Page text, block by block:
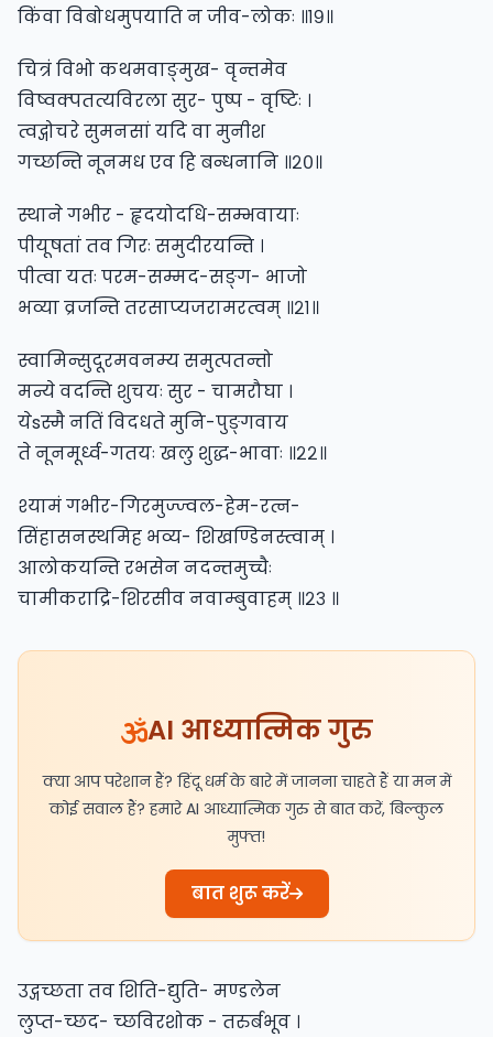
किंवा विबोधमुपयाति न जीव-लोकः ॥१९॥
चित्रं विभो कथमवाङ्मुख- वृन्तमेव
विष्वक्पतत्यविरला सुर- पुष्प - वृष्टिः ।
त्वद्गोचरे सुमनसां यदि वा मुनीश
गच्छन्ति नूनमध एव हि बन्धनानि ॥२०॥
स्थाने गभीर - हृदयोदधि-सम्भवायाः
पीयूषतां तव गिरः समुदीरयन्ति ।
पीत्वा यतः परम-सम्मद-सङ्ग- भाजो
भव्या व्रजन्ति तरसाप्यजरामरत्वम् ॥२१॥
स्वामिन्सुदूरमवनम्य समुत्पतन्तो
मन्ये वदन्ति शुचयः सुर - चामरौघा ।
येsस्मै नतिं विदधते मुनि-पुङ्गवाय
ते नूनमूर्ध्व-गतयः खलु शुद्ध-भावाः ॥२२॥
श्यामं गभीर-गिरमुज्ज्वल-हेम-रत्न-
सिंहासनस्थमिह भव्य- शिखण्डिनस्त्वाम् ।
आलोकयन्ति रभसेन नदन्तमुच्चैः
चामीकराद्रि-शिरसीव नवाम्बुवाहम् ॥२३ ॥
AI आध्यात्मिक गुरु
क्या आप परेशान हैं? हिंदू धर्म के बारे में जानना चाहते हैं या मन में
कोई सवाल हैं? हमारे AI आध्यात्मिक गुरु से बात करें, बिल्कुल
मुफ्त!
बात शुरू करें
उद्गच्छता तव शिति-द्युति- मण्डलेन
लुप्त-च्छद- च्छविरशोक - तरुर्बभूव ।